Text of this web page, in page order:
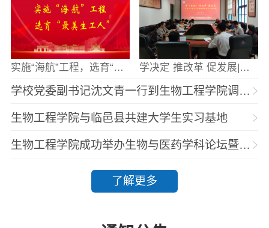
实施“海航”工程，选育“最美海洋人” 学决定 推改革 促发展|生物工程学院党委理论学习中心组专题学习研讨二十届三中全会精神
学校党委副书记沈文青一行到生物工程学院调研校院两级管理体制改革推进情况
生物工程学院与临邑县共建大学生实习基地
生物工程学院成功举办生物与医药学科论坛暨第一届研究生论坛
了解更多